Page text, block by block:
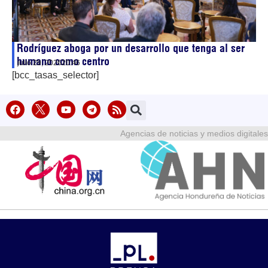
Rodríguez aboga por un desarrollo que tenga al ser
humano como centro
julio 29, 202620:46
[bcc_tasas_selector]
Agencias de noticias y medios digitales